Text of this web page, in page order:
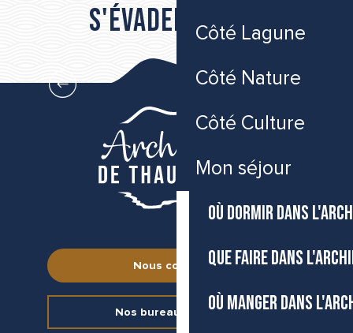
Côté Lagune
Côté Nature
Côté Culture
Mon séjour
OÙ DORMIR DANS
QUE FAIRE DANS
OÙ MANGER DANS
S'évader vers...
Côté Mer
Nous contacter
Nos bureaux d’accueil